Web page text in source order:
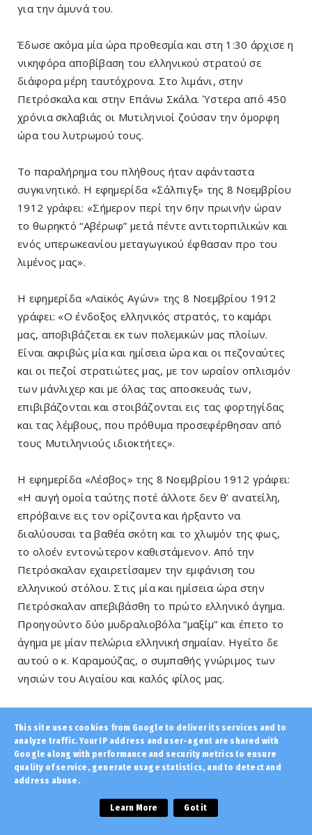
για την άμυνά του.
Έδωσε ακόμα μία ώρα προθεσμία και στη 1:30 άρχισε η
νικηφόρα αποβίβαση του ελληνικού στρατού σε
διάφορα μέρη ταυτόχρονα. Στο λιμάνι, στην
Πετρόσκαλα και στην Επάνω Σκάλα. Ύστερα από 450
χρόνια σκλαβιάς οι Μυτιληνιοί ζούσαν την όμορφη
ώρα του λυτρωμού τους.
Το παραλήρημα του πλήθους ήταν αφάνταστα
συγκινητικό. Η εφημερίδα «Σάλπιγξ» της 8 Νοεμβρίου
1912 γράφει: «Σήμερον περί την 6ην πρωινήν ώραν
το θωρηκτό “Αβέρωφ” μετά πέντε αντιτορπιλικών και
ενός υπερωκεανίου μεταγωγικού έφθασαν προ του
λιμένος μας».
Η εφημερίδα «Λαϊκός Αγών» της 8 Νοεμβρίου 1912
γράφει: «O ένδοξος ελληνικός στρατός, το καμάρι
μας, αποβιβάζεται εκ των πολεμικών μας πλοίων.
Είναι ακριβώς μία και ημίσεια ώρα και οι πεζοναύτες
και οι πεζοί στρατιώτες μας, με τον ωραίον οπλισμόν
των μάνλιχερ και με όλας τας αποσκευάς των,
επιβιβάζονται και στοιβάζονται εις τας φορτηγίδας
και τας λέμβους, που πρόθυμα προσεφέρθησαν από
τους Μυτιληνιούς ιδιοκτήτες».
Η εφημερίδα «Λέσβος» της 8 Νοεμβρίου 1912 γράφει:
«Η αυγή ομοία ταύτης ποτέ άλλοτε δεν θ’ ανατείλη,
επρόβαινε εις τον ορίζοντα και ήρξαντο να
διαλύουσαι τα βαθέα σκότη και το χλωμόν της φως,
το ολοέν εντονώτερον καθιστάμενον. Από την
Πετρόσκαλαν εχαιρετίσαμεν την εμφάνιση του
ελληνικού στόλου. Στις μία και ημίσεια ώρα στην
Πετρόσκαλαν απεβιβάσθη το πρώτο ελληνικό άγημα.
Προηγούντο δύο μυδραλιοβόλα “μαξίμ” και έπετο το
άγημα με μίαν πελώρια ελληνική σημαίαν. Ηγείτο δε
αυτού ο κ. Καραμούζας, ο συμπαθής γνώριμος των
νησιών του Αιγαίου και καλός φίλος μας.
ακολούθησε την παραλιακήν οδόν άγουσαν προς το
Καστράκι και εκείθεν ανήλθεν προς το θέρετρο του
Νομάρχου.
Πάραυτα το άγημα έκαμε κατοχήν του κυβερνητικού
This site uses cookies from Google to deliver its services and to
analyze traffic. Your IP address and user-agent are shared with
Google along with performance and security metrics to ensure
quality of service, generate usage statistics, and to detect and
address abuse.
Learn More Got it